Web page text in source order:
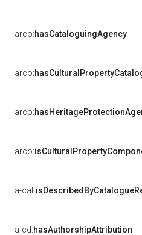
arco:hasCataloguingAgency
arco:
arco:
arco:
a-cat:
a-cd:hasAuthorshipAttribution